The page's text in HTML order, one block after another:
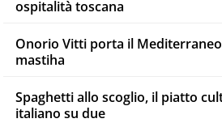
ospitalità toscana
Onorio Vitti porta il
mastiha
Spaghetti allo scoglio, il piatto
italiano su due